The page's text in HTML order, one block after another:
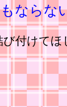
ならな
付けてほ